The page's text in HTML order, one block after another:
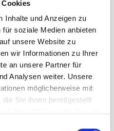
Cookies
Inhalte und Anzeigen zu
soziale Medien anbieten
unsere Website zu
wir Informationen zu Ihrer
an unsere Partner für
Analysen weiter. Unsere
möglicherweise mit
Sie ihnen bereitgestellt
überspringen
gefallen